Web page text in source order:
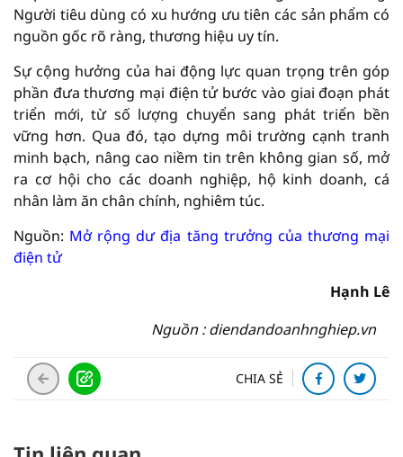
Người tiêu dùng có xu hướng ưu tiên các sản phẩm có
nguồn gốc rõ ràng, thương hiệu uy tín.
Sự cộng hưởng của hai động lực quan trọng trên góp
phần đưa thương mại điện tử bước vào giai đoạn phát
triển mới, từ số lượng chuyển sang phát triển bền
vững hơn. Qua đó, tạo dựng môi trường cạnh tranh
minh bạch, nâng cao niềm tin trên không gian số, mở
ra cơ hội cho các doanh nghiệp, hộ kinh doanh, cá
nhân làm ăn chân chính, nghiêm túc.
Nguồn: Mở rộng dư địa tăng trưởng của thương mại
điện tử
Hạnh Lê
Nguồn : diendandoanhnghiep.vn
CHIA SẺ